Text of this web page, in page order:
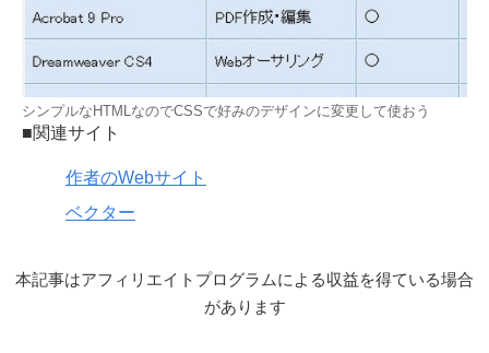
シンプルなHTMLなのでCSSで好みのデザインに変更して使おう
■関連サイト
作者のWebサイト
ベクター
本記事はアフィリエイトプログラムによる収益を得ている場合
があります